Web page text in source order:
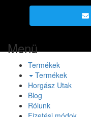
Menü
Termékek
Termékek
Horgász Utak
Blog
Rólunk